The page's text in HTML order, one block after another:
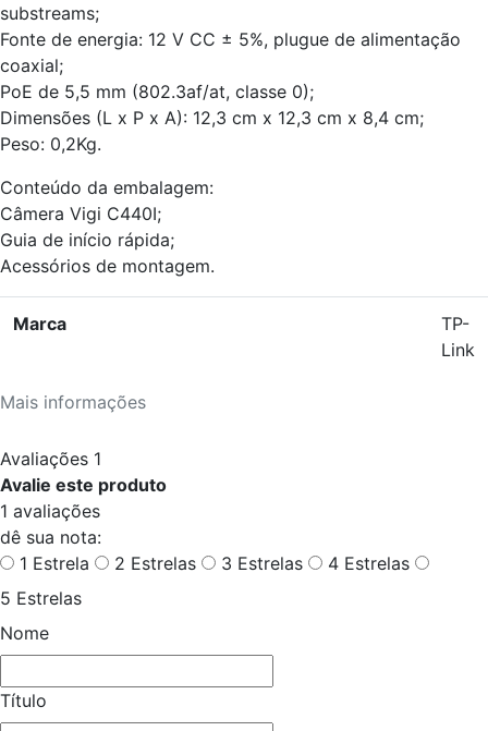
substreams;
Fonte de energia: 12 V CC ± 5%, plugue de alimentação
coaxial;
PoE de 5,5 mm (802.3af/at, classe 0);
Dimensões (L x P x A): 12,3 cm x 12,3 cm x 8,4 cm;
Peso: 0,2Kg.
Conteúdo da embalagem:
Câmera Vigi C440I;
Guia de início rápida;
Acessórios de montagem.
Mais informações
Marca
TP-
Link
Avaliações 1
Avalie este produto
1 avaliações
dê sua nota:
1 Estrela
2 Estrelas 3 Estrelas
4 Estrelas
5 Estrelas
Nome
Título